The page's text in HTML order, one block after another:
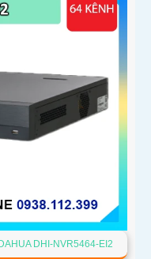
DHI-NVR5464-EI2